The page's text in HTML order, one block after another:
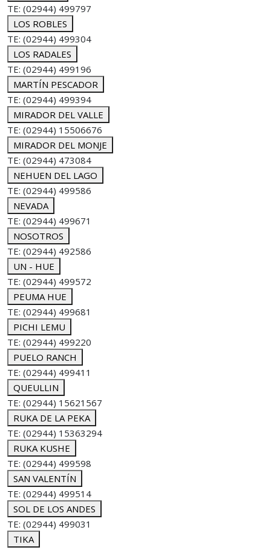
TE: (02944) 499797
LOS ROBLES
TE: (02944) 499304
LOS RADALES
TE: (02944) 499196
MARTÍN PESCADOR
TE: (02944) 499394
MIRADOR DEL VALLE
TE: (02944) 15506676
MIRADOR DEL MONJE
TE: (02944) 473084
NEHUEN DEL LAGO
TE: (02944) 499586
NEVADA
TE: (02944) 499671
NOSOTROS
TE: (02944) 492586
UN - HUE
TE: (02944) 499572
PEUMA HUE
TE: (02944) 499681
PICHI LEMU
TE: (02944) 499220
PUELO RANCH
TE: (02944) 499411
QUEULLIN
TE: (02944) 15621567
RUKA DE LA PEKA
TE: (02944) 15363294
RUKA KUSHE
TE: (02944) 499598
SAN VALENTÍN
TE: (02944) 499514
SOL DE LOS ANDES
TE: (02944) 499031
TIKA